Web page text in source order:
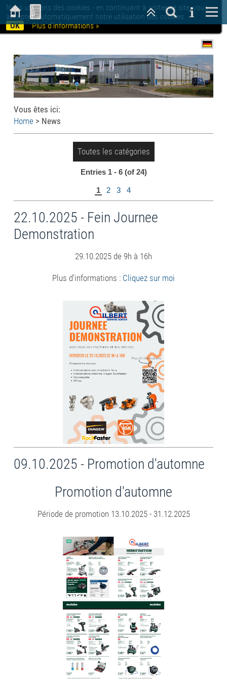
Vous êtes ici:
Home > News
Toutes les catégories
Entries 1 - 6 (of 24)
1 2 3 4
22.10.2025 - Fein Journee
Demonstration
29.10.2025 de 9h à 16h
Plus d'informations : Cliquez sur moi
09.10.2025 - Promotion d'automne
Promotion d'automne
Période de promotion 13.10.2025 - 31.12.2025
Nous utilisons des cookies - en continuant à visiter ce site, vous
acceptez automatiquement notre utilisation des cookies.
OK
Plus d'informations »